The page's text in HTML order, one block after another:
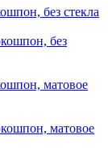
без стекла
без
матовое
матовое